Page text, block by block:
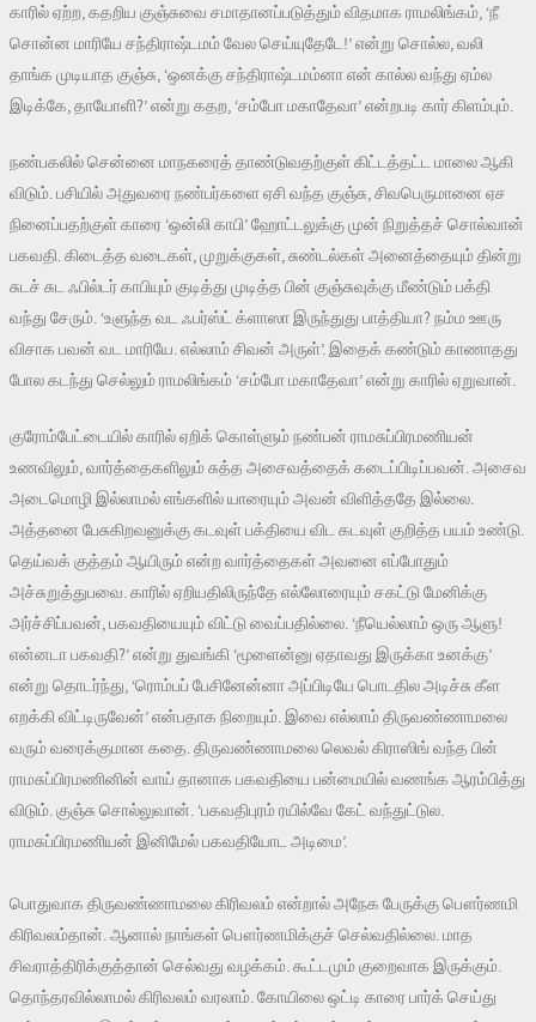
காரில் ஏற்ற, கதறிய குஞ்சுவை சமாதானப்படுத்தும் விதமாக ராமலிங்கம், ‘நீ
சொன்ன மாரியே சந்திராஷ்டமம் வேல செய்யுதேடே!’ என்று சொல்ல, வலி
தாங்க முடியாத குஞ்சு, ‘ஒனக்கு சந்திராஷ்டமம்னா என் கால்ல வந்து ஏம்ல
இடிக்கே, தாயோளி?’ என்று கதற, ‘சம்போ மகாதேவா’ என்றபடி கார் கிளம்பும்.
நண்பகலில் சென்னை மாநகரைத் தாண்டுவதற்குள் கிட்டத்தட்ட மாலை ஆகி
விடும். பசியில் அதுவரை நண்பர்களை ஏசி வந்த குஞ்சு, சிவபெருமானை ஏச
நினைப்பதற்குள் காரை ‘ஒன்லி காபி’ ஹோட்டலுக்கு முன் நிறுத்தச் சொல்வான்
பகவதி. கிடைத்த வடைகள், முறுக்குகள், சுண்டல்கள் அனைத்தையும் தின்று
சுடச் சுட ஃபில்டர் காபியும் குடித்து முடித்த பின் குஞ்சுவுக்கு மீண்டும் பக்தி
வந்து சேரும். ‘உளுந்த வட ஃபர்ஸ்ட் க்ளாஸா இருந்துது பாத்தியா? நம்ம ஊரு
விசாக பவன் வட மாரியே. எல்லாம் சிவன் அருள்’. இதைக் கண்டும் காணாதது
போல கடந்து செல்லும் ராமலிங்கம் ‘சம்போ மகாதேவா’ என்று காரில் ஏறுவான்.
குரோம்பேட்டையில் காரில் ஏறிக் கொள்ளும் நண்பன் ராமசுப்பிரமணியன்
உணவிலும், வார்த்தைகளிலும் சுத்த அசைவத்தைக் கடைப்பிடிப்பவன். அசைவ
அடைமொழி இல்லாமல் எங்களில் யாரையும் அவன் விளித்ததே இல்லை.
அத்தனை பேசுகிறவனுக்கு கடவுள் பக்தியை விட கடவுள் குறித்த பயம் உண்டு.
தெய்வக் குத்தம் ஆயிரும் என்ற வார்த்தைகள் அவனை எப்போதும்
அச்சுறுத்துபவை. காரில் ஏறியதிலிருந்தே எல்லோரையும் சகட்டு மேனிக்கு
அர்ச்சிப்பவன், பகவதியையும் விட்டு வைப்பதில்லை. ‘நீயெல்லாம் ஒரு ஆளு!
என்னடா பகவதி?’ என்று துவங்கி ‘மூளைன்னு ஏதாவது இருக்கா உனக்கு’
என்று தொடர்ந்து, ‘ரொம்பப் பேசினேன்னா அப்பிடியே பொடதில அடிச்சு கீள
எறக்கி விட்டிருவேன்’ என்பதாக நிறையும். இவை எல்லாம் திருவண்ணாமலை
வரும் வரைக்குமான கதை. திருவண்ணாமலை லெவல் கிராஸிங் வந்த பின்
ராமசுப்பிரமணினின் வாய் தானாக பகவதியை பன்மையில் வணங்க ஆரம்பித்து
விடும். குஞ்சு சொல்லுவான். ‘பகவதிபுரம் ரயில்வே கேட் வந்துட்டுல.
ராமசுப்பிரமணியன் இனிமேல் பகவதியோட அடிமை’.
பொதுவாக திருவண்ணாமலை கிரிவலம் என்றால் அநேக பேருக்கு பௌர்ணமி
கிரிவலம்தான். ஆனால் நாங்கள் பௌர்ணமிக்குச் செல்வதில்லை. மாத
சிவராத்திரிக்குத்தான் செல்வது வழக்கம். கூட்டமும் குறைவாக இருக்கும்.
தொந்தரவில்லாமல் கிரிவலம் வரலாம். கோயிலை ஒட்டி காரை பார்க் செய்து